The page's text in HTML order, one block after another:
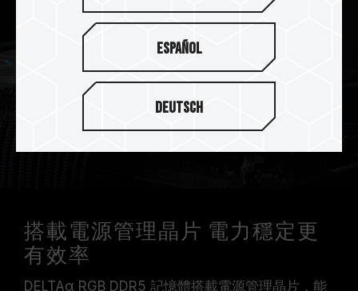
搭載電源管理晶片 電力穩定更
有效率
DELTAα RGB DDR5 記憶體搭載電源管理晶片，能
Español
Deutsch